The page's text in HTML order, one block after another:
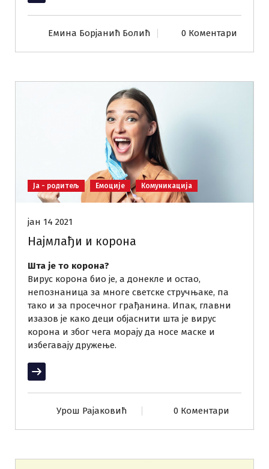
Емина Борјанић Болић 0 Коментари
Ја - родитељ Емоције Комуникација
јан 14 2021
Најмлађи и корона
Шта је то корона?
Вирус корона био је, а донекле и остао,
непознаница за многе светске стручњаке, па
тако и за просечног грађанина. Ипак, главни
изазов је како деци објаснити шта је вирус
корона и због чега морају да носе маске и
избегавају дружење.
Прочитај више
Урош Рајаковић 0 Коментари